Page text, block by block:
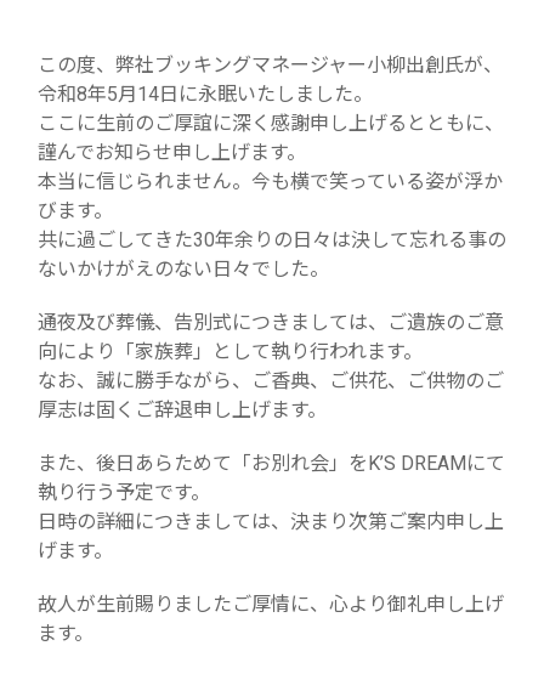
この度、弊社ブッキングマネージャー小柳出創氏が、
令和8年5月14日に永眠いたしました。
ここに生前のご厚誼に深く感謝申し上げるとともに、
謹んでお知らせ申し上げます。
本当に信じられません。今も横で笑っている姿が浮か
びます。
共に過ごしてきた30年余りの日々は決して忘れる事の
ないかけがえのない日々でした。
通夜及び葬儀、告別式につきましては、ご遺族のご意
向により「家族葬」として執り行われます。
なお、誠に勝手ながら、ご香典、ご供花、ご供物のご
厚志は固くご辞退申し上げます。
また、後日あらためて「お別れ会」をK’S DREAMにて
執り行う予定です。
日時の詳細につきましては、決まり次第ご案内申し上
げます。
故人が生前賜りましたご厚情に、心より御礼申し上げ
ます。